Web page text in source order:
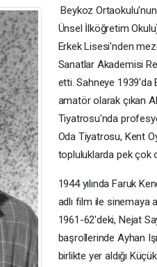
Beykoz
Ünsel İlköğretim
Erkek Lisesi'nden
Sanatlar Akademisi
etti. Sahneye 1939'da
amatör olarak çıkan
Tiyatrosu'nda
Oda Tiyatrosu, Kent
topluluklarda pek çok
1944 yılında Faruk
adlı film ile sinemaya
1961-62'deki, Nejat
başrollerinde Ayhan
birlikte yer aldığı